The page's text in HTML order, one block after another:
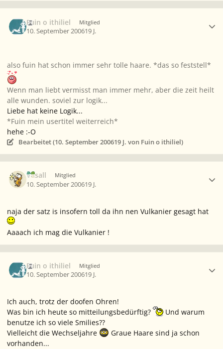
Fuin o ithiliel Mitglied
10. September 200619 J.
also fuin hat schon immer sehr tolle haare. *das so feststell*
Wenn man liebt vermisst man immer mehr, aber die zeit heilt
alle wunden. soviel zur logik...
Liebe hat keine Logik...
*Fuin mein usertitel weiterreich*
hehe :-O
Bearbeitet (10. September 200619 J. von Fuin o ithiliel)
Vasall Mitglied
10. September 200619 J.
naja der satz is insofern toll da ihn nen Vulkanier gesagt hat
Aaaach ich mag die Vulkanier !
Fuin o ithiliel Mitglied
10. September 200619 J.
Ich auch, trotz der doofen Ohren!
Was bin ich heute so mitteilungsbedürftig?
Und warum
benutze ich so viele Smilies??
Vielleicht die Wechseljahre
Graue Haare sind ja schon
vorhanden...